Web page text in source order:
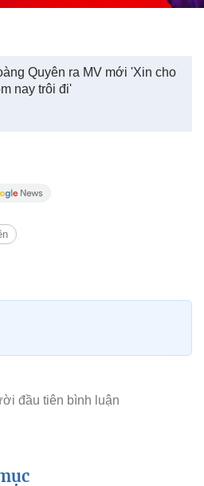
Quyên ra MV mới 'Xin cho
nay trôi đi'